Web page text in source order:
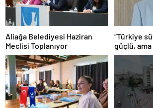
Aliağa Belediyesi Haziran
Meclisi Toplanıyor
“Türkiye
güçlü,
şart”